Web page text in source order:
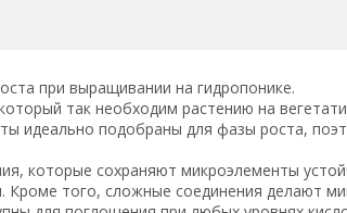
при выращивании на гидропонике.
так необходим растению на
идеально подобраны для фазы роста,
которые сохраняют микроэлементы
того, сложные соединения делают